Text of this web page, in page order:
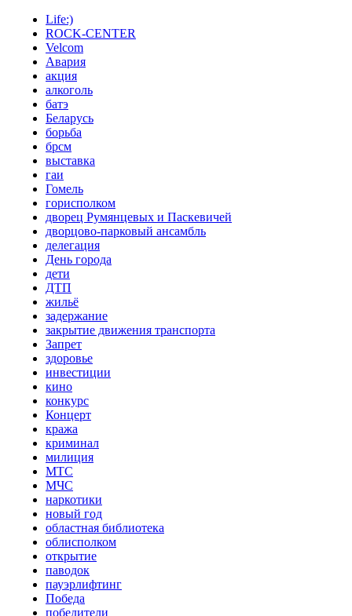
Life:)
ROCK-CENTER
Velcom
Авария
акция
алкоголь
батэ
Беларусь
борьба
брсм
выставка
гаи
Гомель
горисполком
дворец Румянцевых и Паскевичей
дворцово-парковый ансамбль
делегация
День города
дети
ДТП
жильё
задержание
закрытие движения транспорта
Запрет
здоровье
инвестиции
кино
конкурс
Концерт
кража
криминал
милиция
МТС
МЧС
наркотики
новый год
областная библиотека
облисполком
открытие
паводок
пауэрлифтинг
Победа
победители